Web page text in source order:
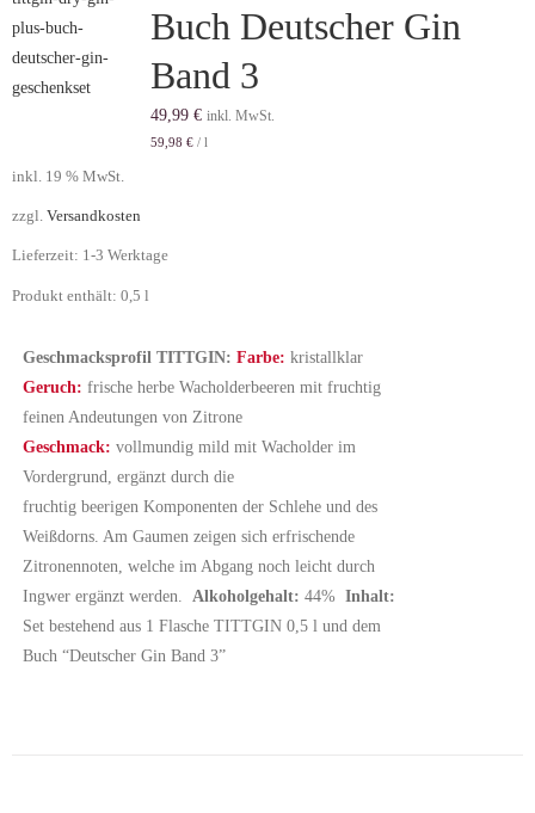
Buch Deutscher Gin
Band 3
49,99 € inkl. MwSt.
59,98 €/ l
inkl. 19 % MwSt.
zzgl. Versandkosten
Lieferzeit: 1-3 Werktage
Produkt enthält: 0,5 l
Geschmacksprofil TITTGIN: Farbe: kristallklar
Geruch: frische herbe Wacholderbeeren mit fruchtig
feinen Andeutungen von Zitrone
Geschmack: vollmundig mild mit Wacholder im
Vordergrund, ergänzt durch die
fruchtig beerigen Komponenten der Schlehe und des
Weißdorns. Am Gaumen zeigen sich erfrischende
Zitronennoten, welche im Abgang noch leicht durch
Ingwer ergänzt werden.
Alkoholgehalt: 44% Inhalt:
Set bestehend aus 1 Flasche TITTGIN 0,5 l und dem
Buch “Deutscher Gin Band 3”